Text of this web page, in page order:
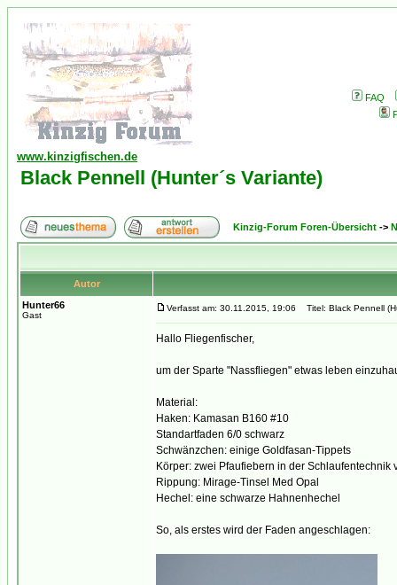
FAQ
www.kinzigfischen.de
Black Pennell (Hunter´s Variante)
Kinzig-Forum Foren-Übersicht ->
Autor
Hunter66
Gast
Verfasst am: 30.11.2015, 19:06 Titel: Black Pennell
Hallo Fliegenfischer,
um der Sparte "Nassfliegen" etwas leben
Material:
Haken: Kamasan B160 #10
Standartfaden 6/0 schwarz
Schwänzchen: einige Goldfasan-Tippets
Körper: zwei Pfaufiebern in der Schlaufentechnik
Rippung: Mirage-Tinsel Med Opal
Hechel: eine schwarze Hahnenhechel
So, als erstes wird der Faden angeschlagen: